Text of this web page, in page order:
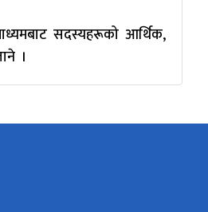
सदस्यहरूको आर्थिक,
।